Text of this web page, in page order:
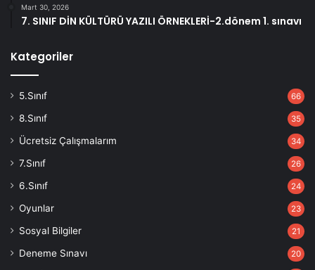
Mart 30, 2026
7. SINIF DİN KÜLTÜRÜ YAZILI ÖRNEKLERİ-2.dönem 1. sınavı
Kategoriler
5.Sınıf 66
8.Sınıf 35
Ücretsiz Çalışmalarım 34
7.Sınıf 26
6.Sınıf 24
Oyunlar 23
Sosyal Bilgiler 21
Deneme Sınavı 20